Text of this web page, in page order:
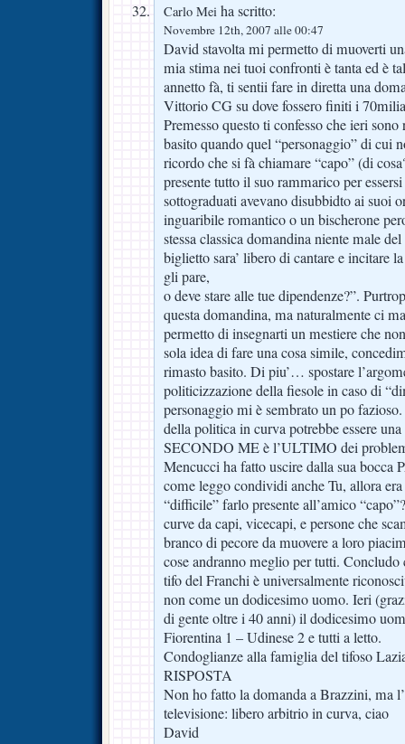
Carlo Mei ha scritto:
Novembre 12th, 2007 alle 00:47
David stavolta mi permetto di muoverti
mia stima nei tuoi confronti è tanta ed è
annetto fà, ti sentii fare in diretta una
Vittorio CG su dove fossero finiti i
Premesso questo ti confesso che ieri
basito quando quel “personaggio” di cui
ricordo che si fà chiamare “capo” (di
presente tutto il suo rammarico per
sottograduati avevano disubbidto ai suoi
inguaribile romantico o un bischerone
stessa classica domandina niente male
biglietto sara’ libero di cantare e incitare
gli pare,
o deve stare alle tue dipendenze?”.
questa domandina, ma naturalmente ci
permetto di insegnarti un mestiere che
sola idea di fare una cosa simile,
rimasto basito. Di piu’… spostare
politicizzazione della fiesole in caso di
personaggio mi è sembrato un po
della politica in curva potrebbe essere
SECONDO ME è l’ULTIMO dei
Mencucci ha fatto uscire dalla sua
come leggo condividi anche Tu, allora
“difficile” farlo presente all’amico
curve da capi, vicecapi, e persone che
branco di pecore da muovere a loro
cose andranno meglio per tutti.
tifo del Franchi è universalmente
non come un dodicesimo uomo. Ieri
di gente oltre i 40 anni) il dodicesimo
Fiorentina 1 – Udinese 2 e tutti a letto.
Condoglianze alla famiglia del tifoso
RISPOSTA
Non ho fatto la domanda a Brazzini, ma
televisione: libero arbitrio in curva, ciao
David